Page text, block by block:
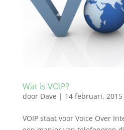
Wat is VOIP?
door Dave | 14 februari, 2015
VOIP staat voor Voice Over